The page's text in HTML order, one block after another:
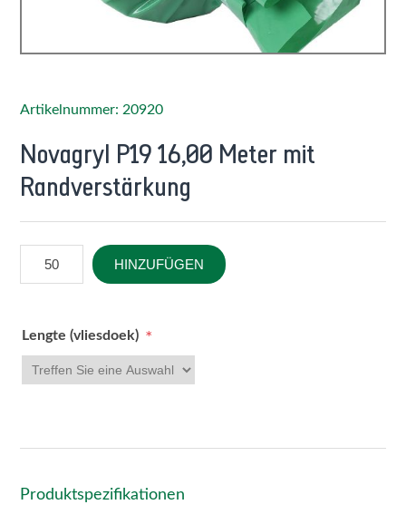
Artikelnummer: 20920
Novagryl P19 16,00 Meter mit
Randverstärkung
HINZUFÜGEN
Lengte (vliesdoek) *
Produktspezifikationen